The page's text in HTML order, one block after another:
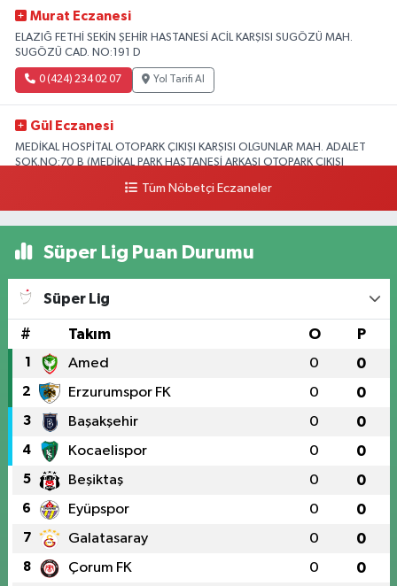
Murat Eczanesi
ELAZIĞ FETHİ SEKİN ŞEHİR HASTANESİ ACİL KARŞISI SUGÖZÜ MAH.
SUGÖZÜ CAD. NO:191 D
0 (424) 234 02 07 Yol Tarifi Al
Gül Eczanesi
MEDİKAL HOSPİTAL OTOPARK ÇIKIŞI KARŞISI OLGUNLAR MAH. ADALET
SOK.NO:70 B (MEDİKAL PARK HASTANESİ ARKASI OTOPARK ÇIKIŞI
Yıldız Eczanesi
Üniversite Mah.Yunus Emre Bulvarı No:2 A
Tüm Nöbetçi Eczaneler
Süper Lig Puan Durumu
Süper Lig
# Takım O P
1 Amed 0 0
2 Erzurumspor FK 0 0
3 Başakşehir 0 0
4 Kocaelispor 0 0
5 Beşiktaş 0 0
6 Eyüpspor 0 0
7 Galatasaray 0 0
8 Çorum FK 0 0